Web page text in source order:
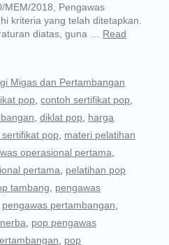
MEM/2018, Pengawas
kriteria yang telah ditetapkan.
diatas, guna … Read
Migas dan Pertambangan
pop ,contoh sertifikat pop
diklat pop harga
pop materi pelatihan
operasional pertama
pertama
pelatihan pop
tambang
pengawas
pengawas pertambangan
pop pengawas
pop